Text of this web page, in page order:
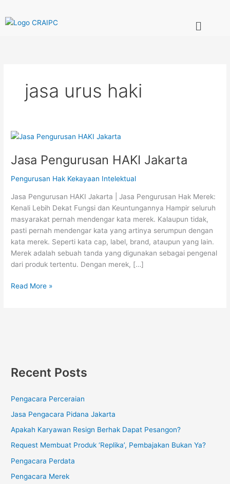
to
content
Menu
jasa urus haki
Jasa Pengurusan HAKI Jakarta
Pengurusan Hak Kekayaan Intelektual
Jasa Pengurusan HAKI Jakarta | Jasa Pengurusan Hak Merek:
Kenali Lebih Dekat Fungsi dan Keuntungannya Hampir seluruh
masyarakat pernah mendengar kata merek. Kalaupun tidak,
pasti pernah mendengar kata yang artinya serumpun dengan
kata merek. Seperti kata cap, label, brand, ataupun yang lain.
Merek adalah sebuah tanda yang digunakan sebagai pengenal
dari produk tertentu. Dengan merek, […]
Jasa
HAKI
Read More »
Recent Posts
Pengacara Perceraian
Jasa Pengacara Pidana Jakarta
Apakah Karyawan Resign Berhak Dapat Pesangon?
Request Membuat Produk ‘Replika’, Pembajakan Bukan Ya?
Pengacara Perdata
Pengacara Merek